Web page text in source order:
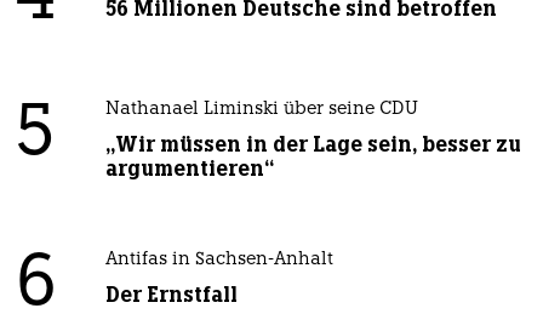
56 Millionen Deutsche sind betroffen
5 Nathanael Liminski über seine CDU
„Wir müssen in der Lage sein, besser zu
argumentieren“
6 Antifas in Sachsen-Anhalt
Der Ernstfall